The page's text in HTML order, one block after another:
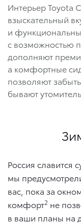
Интерьер Toyota
взыскательный
и
с возможностью
дополняют
а комфортные
позволяют
бывают
Россия славится
мы
вас, пока за
комфорт2 не
в ваши планы на